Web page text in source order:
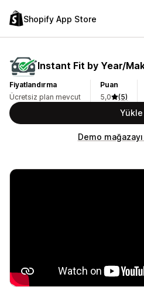
Shopify App Store
Instant Fit by Year/
Fiyatlandırma
Ücretsiz plan mevcut
Puan
5,0
(5)
Yükle
Demo